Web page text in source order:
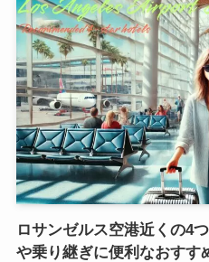
ロサンゼルス空港近くの4
や乗り継ぎに便利なおすす